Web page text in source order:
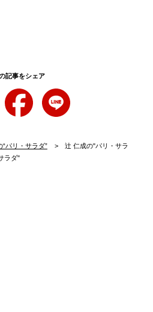
記事をシェア
“パリ・サラダ”
辻 仁成の"パリ・サラ
ラダ"